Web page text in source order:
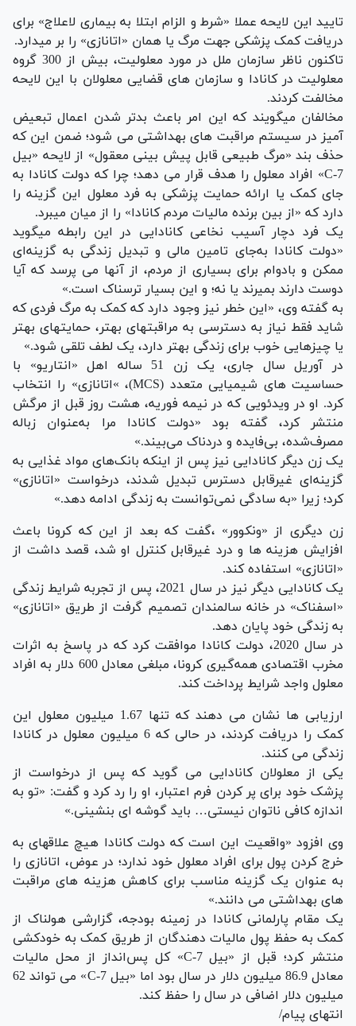
تایید این لایحه عملا «شرط و الزام ابتلا به بیماری لاعلاج» برای
دریافت کمک پزشکی جهت مرگ یا همان «اتانازی» را بر می‎دارد.
تاکنون ناظر سازمان ملل در مورد معلولیت، بیش از 300 گروه
معلولیت در کانادا و سازمان های قضایی معلولان با این لایحه
مخالفت کردند.
مخالفان می‎گویند که این امر باعث بدتر شدن اعمال تبعیض
آمیز در سیستم مراقبت های بهداشتی می شود؛ ضمن این که
حذف بند «مرگ طبیعی قابل پیش بینی معقول» از لایحه «بیل
C-7» افراد معلول را هدف قرار می دهد؛ چرا که دولت کانادا به
جای کمک یا ارائه حمایت پزشکی به فرد معلول این گزینه را
دارد که «از بین برنده مالیات مردم کانادا» را از میان می‎برد.
یک فرد دچار آسیب نخاعی کانادایی در این رابطه می‎گوید
«دولت کانادا به‌جای تامین مالی و تبدیل زندگی به گزینه‌ای
ممکن و بادوام برای بسیاری از مردم، از آنها می پرسد که آیا
دوست دارند بمیرند یا نه؛ و این بسیار ترسناک است.»
به گفته وی، «این خطر نیز وجود دارد که کمک به مرگ فردی که
شاید فقط نیاز به دسترسی به مراقبت‎های بهتر، حمایت‎های بهتر
یا چیزهایی خوب برای زندگی بهتر دارد، یک لطف تلقی شود.»
در آوریل سال جاری، یک زن 51 ساله اهل «انتاریو» با
حساسیت های شیمیایی متعدد (MCS)، »اتانازی» را انتخاب
کرد. او در ویدئویی که در نیمه فوریه، هشت روز قبل از مرگش
منتشر کرد، گفته بود «دولت کانادا مرا به‌عنوان زباله‌
مصرف‌شده، بی‌فایده و دردناک می‌بیند.»
یک زن دیگر کانادایی نیز پس از اینکه بانک‌های مواد غذایی به
گزینه‌ای غیرقابل دسترس تبدیل شدند، درخواست «اتانازی»
کرد؛ زیرا «به سادگی نمی‌توانست به زندگی ادامه دهد.»
زن دیگری از «ونکوور» ،گفت که بعد از این که کرونا باعث
افزایش هزینه ها و درد غیرقابل کنترل او شد، قصد داشت از
«اتانازی» استفاده کند.
یک کانادایی دیگر نیز در سال 2021، پس از تجربه شرایط زندگی
«اسفناک» در خانه سالمندان تصمیم گرفت از طریق «اتانازی»
به زندگی خود پایان دهد.
در سال 2020، دولت کانادا موافقت کرد که در پاسخ به اثرات
مخرب اقتصادی همه‌گیری کرونا، مبلغی معادل 600 دلار به افراد
معلول واجد شرایط پرداخت کند.
ارزیابی ها نشان می دهند که تنها 1.67 میلیون معلول این
کمک را دریافت کردند، در حالی که 6 میلیون معلول در کانادا
زندگی می کنند.
یکی از معلولان کانادایی می گوید که پس از درخواست از
پزشک خود برای پر کردن فرم اعتبار، او را رد کرد و گفت: «تو به
اندازه کافی ناتوان نیستی… باید گوشه ای بنشینی.»
وی افزود «واقعیت این است که دولت کانادا هیچ علاقه‎ای به
خرج کردن پول برای افراد معلول خود ندارد؛ در عوض، اتانازی را
به عنوان یک گزینه مناسب برای کاهش هزینه های مراقبت
های بهداشتی می دانند.»
یک مقام پارلمانی کانادا در زمینه بودجه، گزارشی هولناک از
کمک به حفظ پول مالیات دهندگان از طریق کمک به خودکشی
منتشر کرد؛ قبل از «بیل C-7» کل پس‌انداز از محل مالیات
معادل 86.9 میلیون دلار در سال بود اما «بیل C-7» می تواند 62
میلیون دلار اضافی در سال را حفظ کند.
انتهای پیام/